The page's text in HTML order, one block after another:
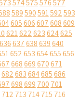
574575576577
589590591592593
605606607608609
621622623624625
636637638639640
652653654655656
668669670671
682683684685686
698699 700 701
712 713 714715 716